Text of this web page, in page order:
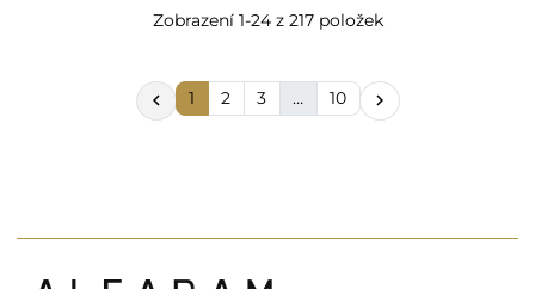
Zobrazení 1-24 z 217 položek
 1 2 3 … 10 